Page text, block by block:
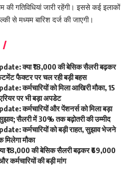
गतिविधियां जारी रहेंगी। इससे कई इलाकों
से मध्यम बारिश दर्ज की जाएगी।
क्या ₹18,000 की बेसिक सैलरी बढ़कर
फैक्टर पर चल रही बड़ी बहस
कर्मचारियों को मिला आखिरी मौका, 15
पर भी बड़ा अपडेट
कर्मचारियों और पेंशनर्स को मिला बड़ा
सैलरी में 30% तक बढ़ोतरी की उम्मीद
कर्मचारियों को बड़ी राहत, सुझाव भेजने
मौका
₹18,000 की बेसिक सैलरी बढ़कर ₹69,000
कर्मचारियों की बड़ी मांग